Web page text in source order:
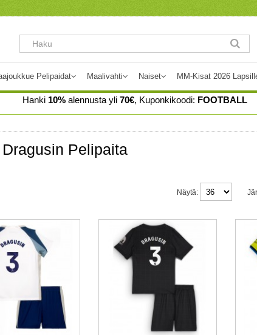
Pelipaidat Maalivahti Naiset MM-Kisat 2026
Hanki 10% alennusta yli 70€, Kuponkikoodi: FOOTBALL
Pelipaita
Näytä: